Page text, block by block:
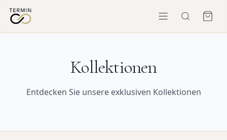
Kollektionen
Entdecken Sie unsere exklusiven Kollektionen